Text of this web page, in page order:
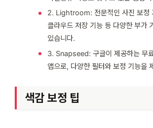
2. Lightroom: 전문적인 사진 보정
클라우드 저장 기능 등 다양한 부가
있습니다.
3. Snapseed: 구글이 제공하는 무
앱으로, 다양한 필터와 보정 기능을
색감 보정 팁